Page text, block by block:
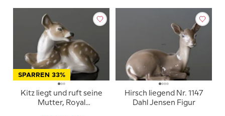
SPARREN 33%
Kitz liegt und ruft seine
Mutter, Royal
Hirsch liegend Nr. 1147
Dahl Jensen Figur